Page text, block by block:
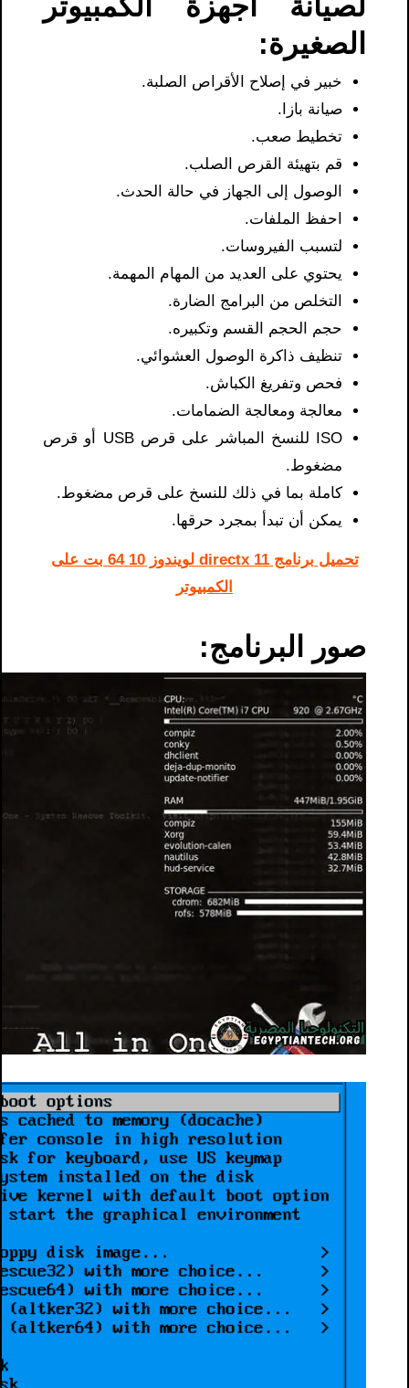
الصغيرة:
خبير في إصلاح الأقراص الصلبة.
صيانة بازا.
تخطيط صعب.
قم بتهيئة القرص الصلب.
الوصول إلى الجهاز في حالة الحدث.
احفظ الملفات.
لتسبب الفيروسات.
يحتوي على العديد من المهام المهمة.
التخلص من البرامج الضارة.
حجم الحجم القسم وتكبيره.
تنظيف ذاكرة الوصول العشوائي.
فحص وتفريغ الكباش.
معالجة ومعالجة الضمامات.
ISO للنسخ المباشر على قرص USB أو قرص
مضغوط.
كاملة بما في ذلك للنسخ على قرص مضغوط.
يمكن أن تبدأ بمجرد حرقها.
تحميل برنامج directx 11 لويندوز 10 64 بت على
الكمبيوتر
صور البرنامج: